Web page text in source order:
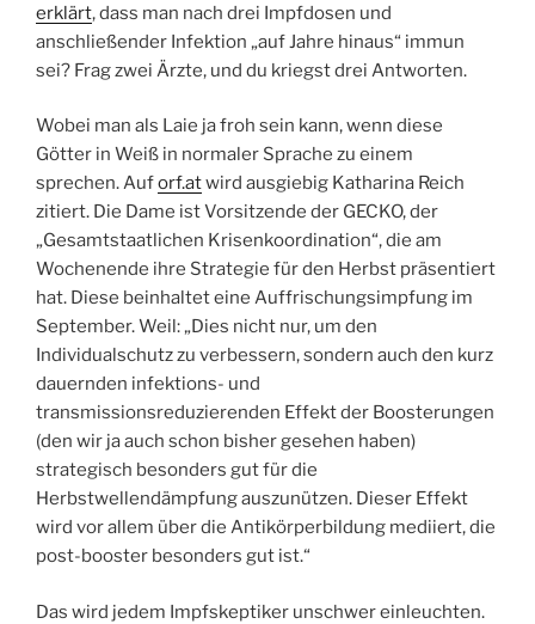
erklärt, dass man nach drei Impfdosen und
anschließender Infektion „auf Jahre hinaus“ immun
sei? Frag zwei Ärzte, und du kriegst drei Antworten.
Wobei man als Laie ja froh sein kann, wenn diese
Götter in Weiß in normaler Sprache zu einem
sprechen. Auforf.atwird ausgiebig Katharina Reich
zitiert. Die Dame ist Vorsitzende der GECKO, der
„Gesamtstaatlichen Krisenkoordination“, die am
Wochenende ihre Strategie für den Herbst präsentiert
hat. Diese beinhaltet eine Auffrischungsimpfung im
September. Weil: „Dies nicht nur, um den
Individualschutz zu verbessern, sondern auch den kurz
dauernden infektions- und
transmissionsreduzierenden Effekt der Boosterungen
(den wir ja auch schon bisher gesehen haben)
strategisch besonders gut für die
Herbstwellendämpfung auszunützen. Dieser Effekt
wird vor allem über die Antikörperbildung mediiert, die
post-booster besonders gut ist.“
Das wird jedem Impfskeptiker unschwer einleuchten.